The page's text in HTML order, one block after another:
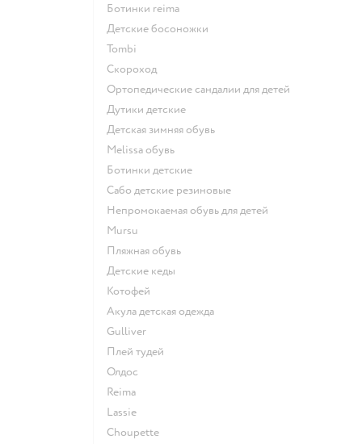
Ботинки reima
Детские босоножки
Tombi
Скороход
Ортопедические сандалии для детей
Дутики детские
Детская зимняя обувь
Melissa обувь
Ботинки детские
Сабо детские резиновые
Непромокаемая обувь для детей
Mursu
Пляжная обувь
Детские кеды
Котофей
Акула детская одежда
Gulliver
Плей тудей
Олдос
Reima
Lassie
Choupette